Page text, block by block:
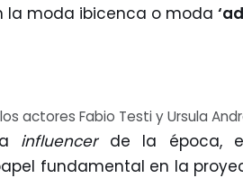
la moda ibicenca o moda
actores Fabio Testi y Ursula
influencerde la época,
fundamental en la